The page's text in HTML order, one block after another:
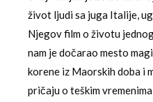
život ljudi sa juga Italije,
Njegov film o životu
nam je dočarao mesto
korene iz Maorskih doba i
pričaju o teškim